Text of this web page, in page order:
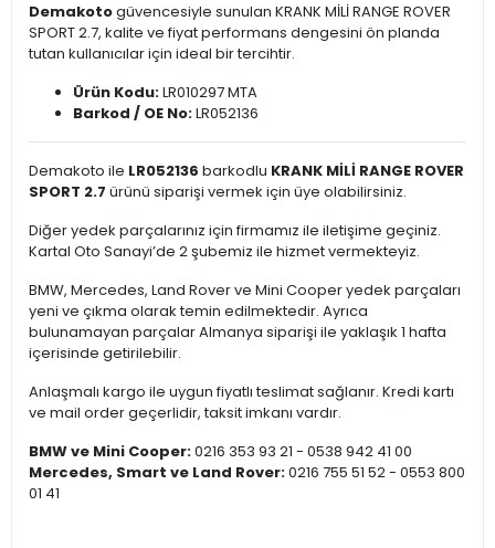
Demakotogüvencesiyle sunulan KRANK MİLİ RANGE ROVER
SPORT 2.7, kalite ve fiyat performans dengesini ön planda
tutan kullanıcılar için ideal bir tercihtir.
Ürün Kodu:LR010297 MTA
Barkod / OE No:LR052136
Demakoto ile LR052136 barkodlu KRANK MİLİ RANGE ROVER
SPORT 2.7 ürünü siparişi vermek için üye olabilirsiniz.
Diğer yedek parçalarınız için firmamız ile iletişime geçiniz.
Kartal Oto Sanayi’de 2 şubemiz ile hizmet vermekteyiz.
BMW, Mercedes, Land Rover ve Mini Cooper yedek parçaları
yeni ve çıkma olarak temin edilmektedir. Ayrıca
bulunamayan parçalar Almanya siparişi ile yaklaşık 1 hafta
içerisinde getirilebilir.
Anlaşmalı kargo ile uygun fiyatlı teslimat sağlanır. Kredi kartı
ve mail order geçerlidir, taksit imkanı vardır.
BMW ve Mini Cooper:0216 353 93 21 - 0538 942 41 00
Mercedes, Smart ve Land Rover:0216 755 51 52 - 0553 800
01 41